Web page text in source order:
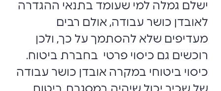
ישלם גמלה למי שעומד בתנאי ההגדרה
לאובדן כושר עבודה, אולם רבים
מעדיפים שלא להסתמך על כך, ולכן
רוכשים גם כיסוי פרטי בחברת ביטוח.
כיסוי ביטוחי במקרה אובדן כושר עבודה